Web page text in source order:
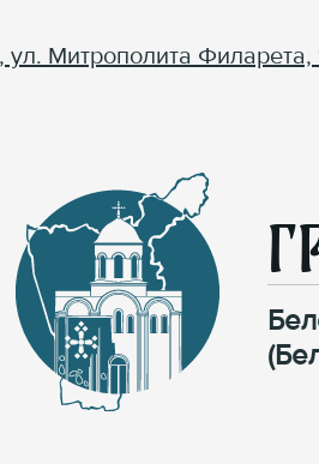
ул. Митрополита Филарета,